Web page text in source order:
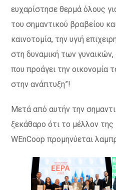
ευχαρίστησε θερμά όλους
του σημαντικού βραβείου
καινοτομία, την υγιή
στη δυναμική των
που προάγει την οικονομία
στην ανάπτυξη”!
Μετά από αυτήν την
ξεκάθαρο ότι το μέλλον της
WEnCoop προμηνύεται